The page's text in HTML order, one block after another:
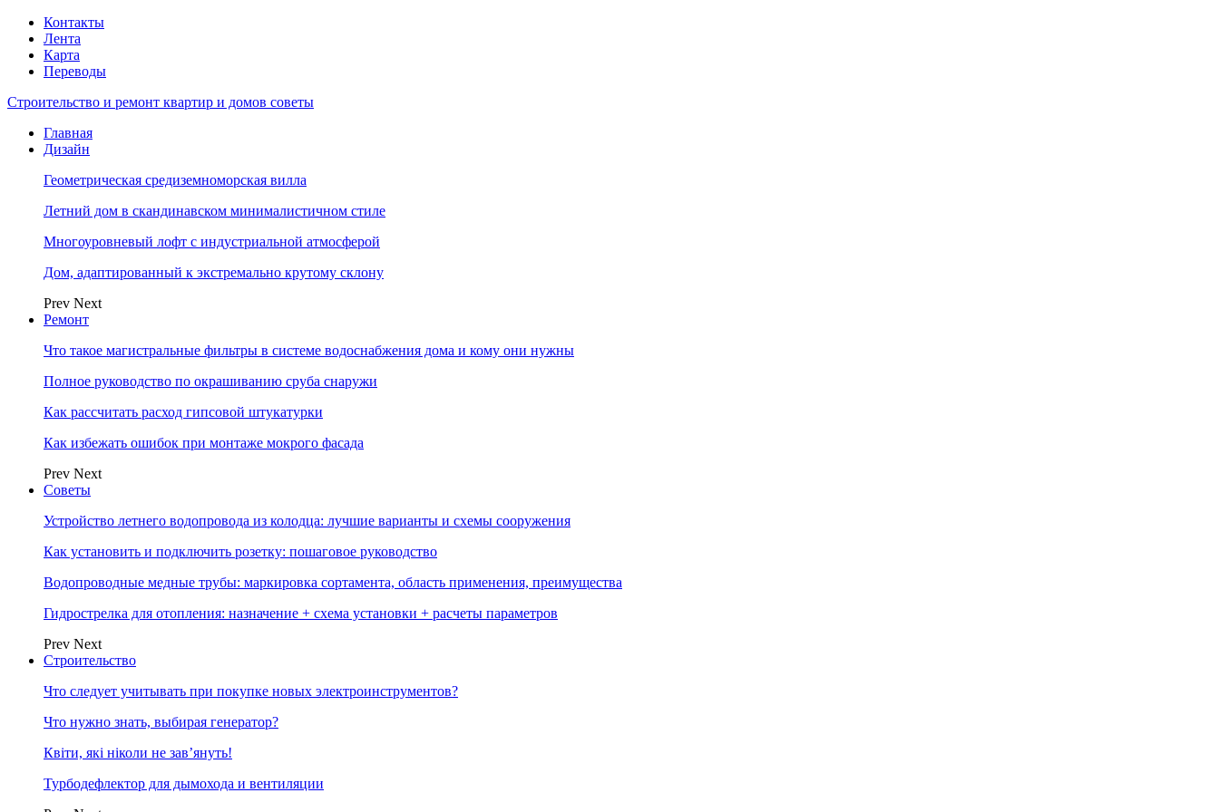
Контакты
Лента
Карта
Переводы
Строительство и ремонт квартир и домов советы
Главная
Дизайн
Геометрическая средиземноморская вилла
Летний дом в скандинавском минималистичном стиле
Многоуровневый лофт с индустриальной атмосферой
Дом, адаптированный к экстремально крутому склону
Prev Next
Ремонт
Что такое магистральные фильтры в системе водоснабжения дома и кому они нужны
Полное руководство по окрашиванию сруба снаружи
Как рассчитать расход гипсовой штукатурки
Как избежать ошибок при монтаже мокрого фасада
Prev Next
Советы
Устройство летнего водопровода из колодца: лучшие варианты и схемы сооружения
Как установить и подключить розетку: пошаговое руководство
Водопроводные медные трубы: маркировка сортамента, область применения, преимущества
Гидрострелка для отопления: назначение + схема установки + расчеты параметров
Prev Next
Строительство
Что следует учитывать при покупке новых электроинструментов?
Что нужно знать, выбирая генератор?
Квіти, які ніколи не зав’януть!
Турбодефлектор для дымохода и вентиляции